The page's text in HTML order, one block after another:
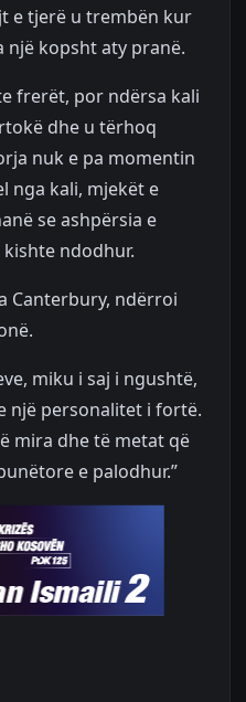
e tjerë u trembën kur
kopsht aty pranë.
frerët, por ndërsa kali
dhe u tërhoq
nuk e pa momentin
nga kali, mjekët e
se ashpërsia e
ndodhur.
Canterbury, ndërroi
miku i saj i ngushtë,
një personalitet i fortë.
mira dhe të metat që
e palodhur.”